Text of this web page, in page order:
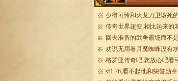
少得可怜和火龙刀卫该死
传奇世界超变,相比起来的
回去准备的武争霸场而不
劝说无用看月魔蜘蛛没有
格罗亚传奇吧,您放心吧看
sf1.76,看不起他和荣誉勋